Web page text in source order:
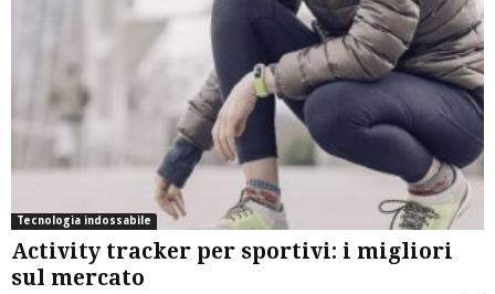
Tecnologia indossabile
Activity tracker per sportivi: i migliori
sul mercato